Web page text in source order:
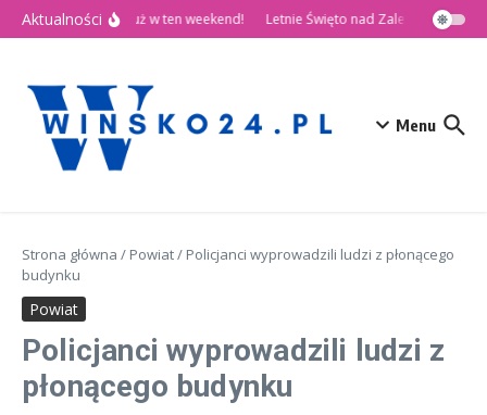
Przejdź do treści
Aktualności
🎉 Dni Wińska 2026 już w ten weekend! Letnie Święto nad Zalewem Słup
Menu
Strona główna / Powiat/ Policjanci wyprowadzili ludzi z płonącego
budynku
Powiat
Policjanci wyprowadzili ludzi z
płonącego budynku